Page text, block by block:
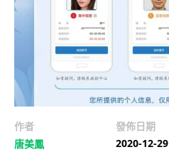
作者
唐美鳳
發佈日期
2020-12-29